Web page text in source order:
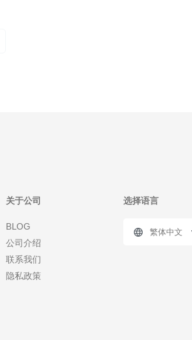
关于公司
BLOG
公司介绍
联系我们
隐私政策
选择语言
繁体中文